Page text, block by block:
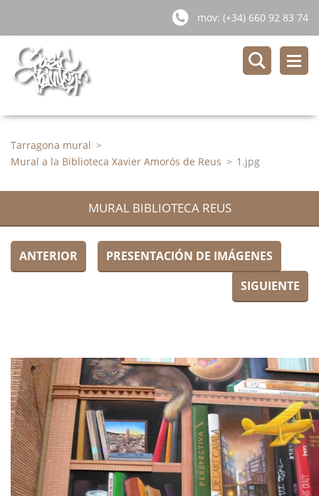
mov: (+34) 660 92 83 74
Tarragona mural >
Mural a la Biblioteca Xavier Amorós de Reus > 1.jpg
MURAL BIBLIOTECA REUS
ANTERIOR
PRESENTACIÓN DE IMÁGENES
SIGUIENTE